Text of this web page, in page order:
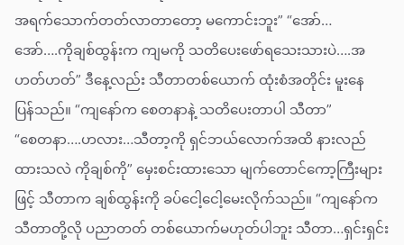
အရက်သောက်တတ်လာတာတော့ မကောင်းဘူး” “အော်…
အော်….ကိုချစ်ထွန်းက ကျမကို သတိပေးဖော်ရသေးသားပဲ….အ
ဟတ်ဟတ်” ဒီနေ့လည်း သီတာတစ်ယောက် ထုံးစံအတိုင်း မူးနေ
ပြန်သည်။ “ကျနော်က စေတနာနဲ့ သတိပေးတာပါ သီတာ”
“စေတနာ….ဟလား…သီတာ့ကို ရှင်ဘယ်လောက်အထိ နားလည်
ထားသလဲ ကိုချစ်ကို” မှေးစင်းထားသော မျက်တောင်ကော့ကြီးများ
ဖြင့် သီတာက ချစ်ထွန်းကို ခပ်ငေါ့ငေါ့မေးလိုက်သည်။ “ကျနော်က
သီတာတို့လို ပညာတတ် တစ်ယောက်မဟုတ်ပါဘူး သီတာ…ရှင်းရှင်း